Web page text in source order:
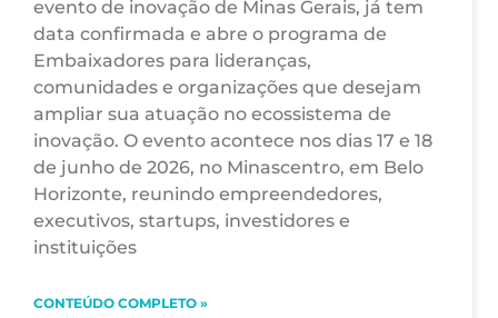
evento de inovação de Minas Gerais, já tem
data confirmada e abre o programa de
Embaixadores para lideranças,
comunidades e organizações que desejam
ampliar sua atuação no ecossistema de
inovação. O evento acontece nos dias 17 e 18
de junho de 2026, no Minascentro, em Belo
Horizonte, reunindo empreendedores,
executivos, startups, investidores e
instituições
CONTEÚDO COMPLETO »